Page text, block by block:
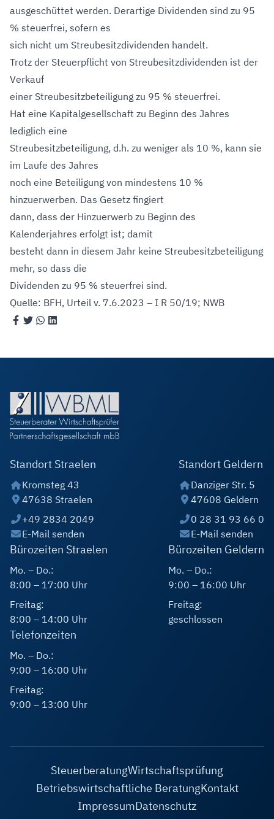
ausgeschüttet werden. Derartige Dividenden sind zu 95
% steuerfrei, sofern es
sich nicht um Streubesitzdividenden handelt.
Trotz der Steuerpflicht von Streubesitzdividenden ist der
Verkauf
einer Streubesitzbeteiligung zu 95 % steuerfrei.
Hat eine Kapitalgesellschaft zu Beginn des Jahres
lediglich eine
Streubesitzbeteiligung, d.h. zu weniger als 10 %, kann sie
im Laufe des Jahres
noch eine Beteiligung von mindestens 10 %
hinzuerwerben. Das Gesetz fingiert
dann, dass der Hinzuerwerb zu Beginn des
Kalenderjahres erfolgt ist; damit
besteht dann in diesem Jahr keine Streubesitzbeteiligung
mehr, so dass die
Dividenden zu 95 % steuerfrei sind.
Quelle: BFH, Urteil v. 7.6.2023 – I R 50/19; NWB
Standort Straelen
Kromsteg 43
47638 Straelen
+49 2834 2049
E-Mail senden
Standort Geldern
Danziger Str. 5
47608 Geldern
0 28 31 93 66 0
E-Mail senden
Bürozeiten Straelen
Mo. – Do.:
8:00 – 17:00 Uhr
Freitag:
8:00 – 14:00 Uhr
Bürozeiten Geldern
Mo. – Do.:
9:00 – 16:00 Uhr
Freitag:
geschlossen
Telefonzeiten
Mo. – Do.:
9:00 – 16:00 Uhr
Freitag:
9:00 – 13:00 Uhr
SteuerberatungWirtschaftsprüfung
Betriebswirtschaftliche BeratungKontakt
ImpressumDatenschutz